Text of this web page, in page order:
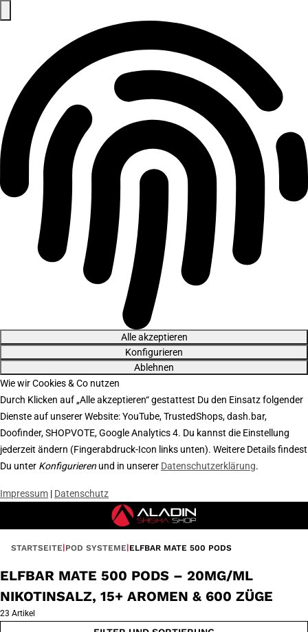
Alle akzeptieren
Konfigurieren
Ablehnen
Wie wir Cookies & Co nutzen
Durch Klicken auf „Alle akzeptieren“ gestattest Du den Einsatz folgender
Dienste auf unserer Website: YouTube, TrustedShops, dash.bar,
Doofinder, SHOPVOTE, Google Analytics 4. Du kannst die Einstellung
jederzeit ändern (Fingerabdruck-Icon links unten). Weitere Details findest
Du unter Konfigurieren und in unserer Datenschutzerklärung.
Impressum | Datenschutz
STARTSEITE POD SYSTEME ELFBAR MATE 500 PODS
ELFBAR MATE 500 PODS – 20MG/ML
NIKOTINSALZ, 15+ AROMEN & 600 ZÜGE
23 Artikel